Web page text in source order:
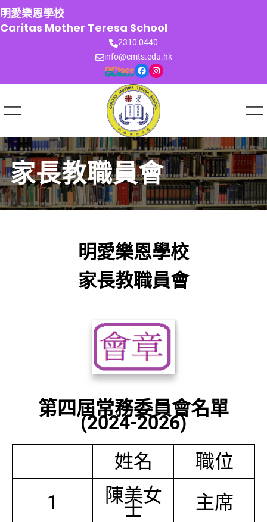
跳
至
主
明愛樂恩學校
Caritas Mother Teresa School
2310 0440
info@cmts.edu.hk
Facebook Instagram
家長教職員會
明愛樂恩學校
家長教職員會
第四屆常務委員會名單
(2024-2026)
姓名
職位
1
陳美女
士 主席